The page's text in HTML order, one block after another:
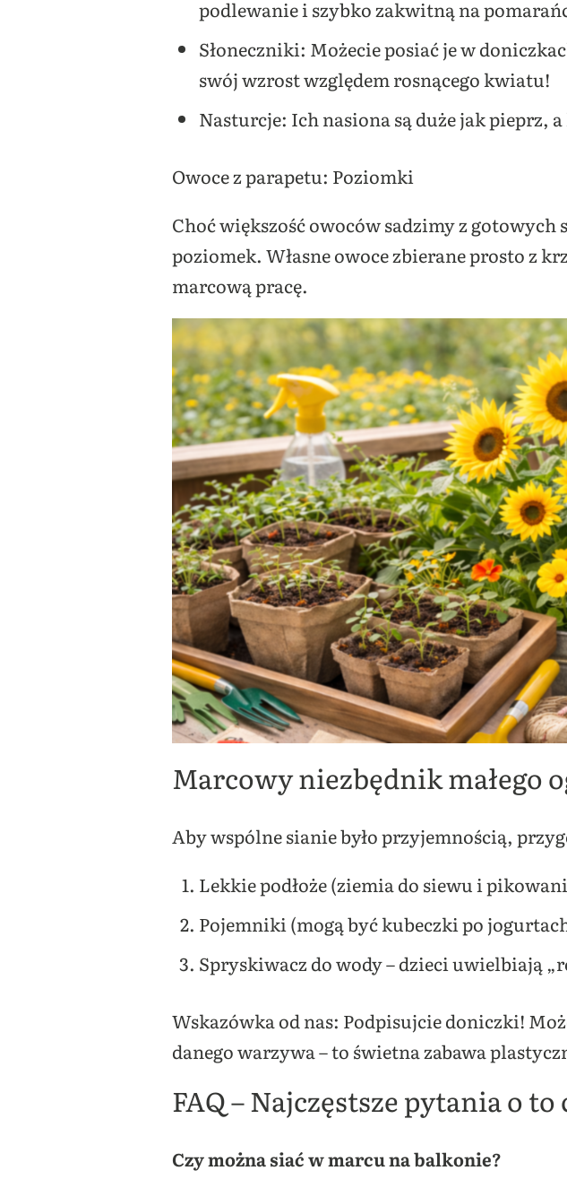
podlewanie i szybko zakwitną na
Słoneczniki: Możecie posiać je w
swój wzrost względem rosnącego kwiatu!
Nasturcje: Ich nasiona są duże jak pieprz,
Owoce z parapetu: Poziomki
Choć większość owoców sadzimy z
poziomek. Własne owoce zbierane prosto z
marcową pracę.
Marcowy niezbędnik małego
Aby wspólne sianie było przyjemnością,
Lekkie podłoże (ziemia do siewu i
Pojemniki (mogą być kubeczki po
Spryskiwacz do wody – dzieci uwielbiają
Wskazówka od nas: Podpisujcie doniczki!
danego warzywa – to świetna zabawa
FAQ – Najczęstsze pytania o
Czy można siać w marcu na balkonie?